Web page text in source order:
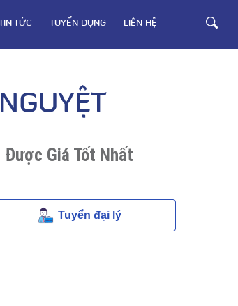
TỨC TUYỂN DỤNG LIÊN HỆ
Giá Tốt Nhất
Tuyển đại lý